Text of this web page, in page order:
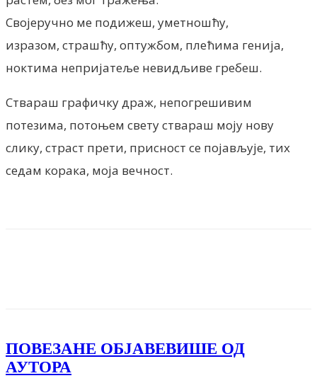
Својеручно ме подижеш, уметношћу,
изразом, страшћу, оптужбом, плећима генија,
ноктима непријатеље невидљиве гребеш.
Ствараш графичку драж, непогрешивим
потезима, потоњем свету ствараш моју нову
слику, страст прети, присност се појављује, тих
седам корака, моја вечност.
ПОВЕЗАНЕ ОБЈАВЕВИШЕ ОД
АУТОРА